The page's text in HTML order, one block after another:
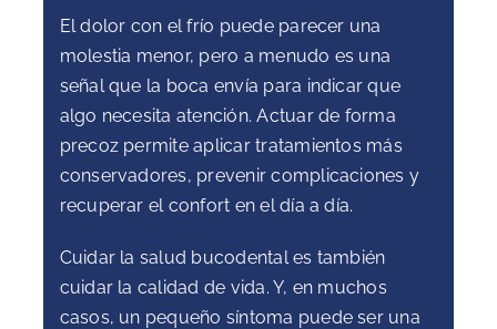
El dolor con el frío puede parecer una
molestia menor, pero a menudo es una
señal que la boca envía para indicar que
algo necesita atención. Actuar de forma
precoz permite aplicar tratamientos más
conservadores, prevenir complicaciones y
recuperar el confort en el día a día.
Cuidar la salud bucodental es también
cuidar la calidad de vida. Y, en muchos
casos, un pequeño síntoma puede ser una